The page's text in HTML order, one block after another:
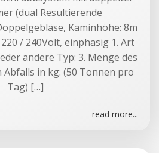
(dual Resultierende
Kaminhöhe: 8m
/ 240Volt, einphasig 1. Art
andere Typ: 3. Menge des
in kg: (50 Tonnen pro
Tag) […]
read more...